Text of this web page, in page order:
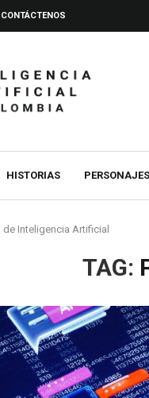
CONTÁCTENOS
HISTORIAS PERSONAJES
Inteligencia Artificial
TAG: